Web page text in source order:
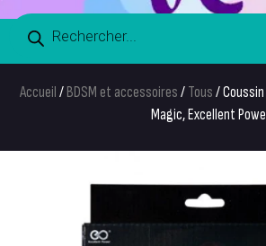
Accueil / BDSM et accessoires / Tous /
Magic, Excellent